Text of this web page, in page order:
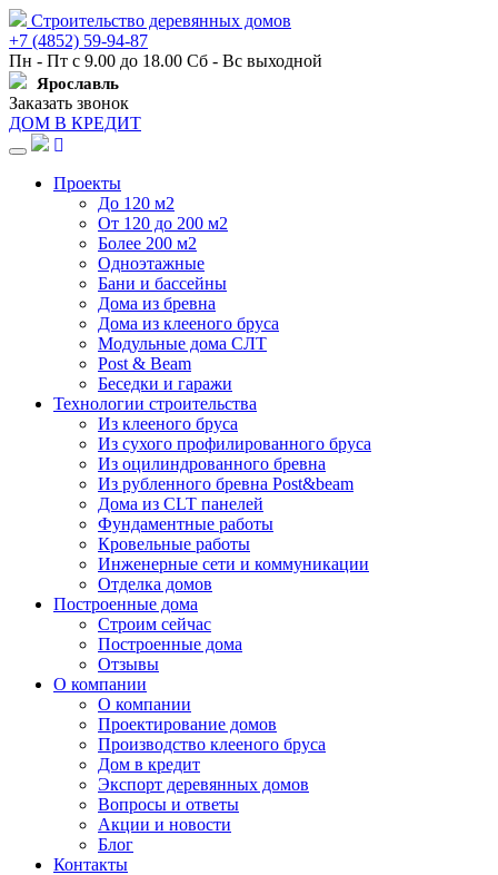
Строительство деревянных домов
+7 (4852) 59-94-87
Пн - Пт с 9.00 до 18.00 Сб - Вс выходной
Ярославль
Заказать звонок
ДОМ В КРЕДИТ
Навигация
Проекты
До 120 м2
От 120 до 200 м2
Более 200 м2
Одноэтажные
Бани и бассейны
Дома из бревна
Дома из клееного бруса
Модульные дома СЛТ
Post & Beam
Беседки и гаражи
Технологии строительства
Из клееного бруса
Из сухого профилированного бруса
Из оцилиндрованного бревна
Из рубленного бревна Post&beam
Дома из CLT панелей
Фундаментные работы
Кровельные работы
Инженерные сети и коммуникации
Отделка домов
Построенные дома
Строим сейчас
Построенные дома
Отзывы
О компании
О компании
Проектирование домов
Производство клееного бруса
Дом в кредит
Экспорт деревянных домов
Вопросы и ответы
Акции и новости
Блог
Контакты